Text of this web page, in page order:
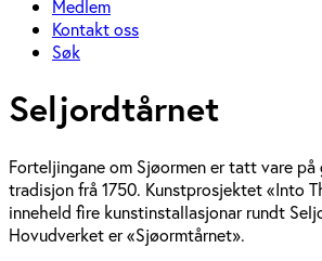
Medlem
Kontakt oss
Søk
Seljordtårnet
Forteljingane om Sjøormen er tatt vare på
tradisjon frå 1750. Kunstprosjektet «Into
inneheld fire kunstinstallasjonar rundt
Hovudverket er «Sjøormtårnet».